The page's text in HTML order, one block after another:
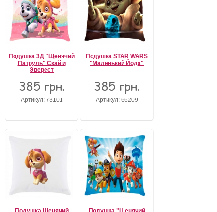
Подушка 3Д "Щенячий
Патруль" Скай и
Эверест
385 грн.
Артикул: 73101
Подушка STAR WARS
"Маленький Йода"
385 грн.
Артикул: 66209
Подушка Щенячий
Подушка "Щенячий